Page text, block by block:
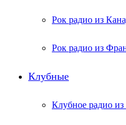
Рок радио из
Рок радио из
Клубные
Клубное радио из